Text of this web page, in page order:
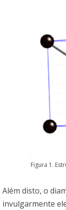
Figura 1.
Além disto, o
invulgarmente